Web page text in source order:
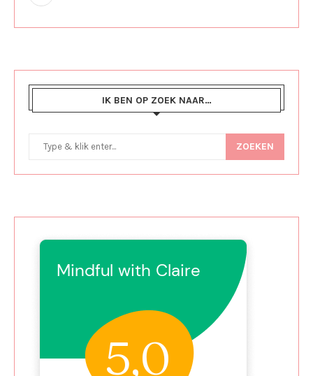
IK BEN OP ZOEK NAAR…
ZOEKEN